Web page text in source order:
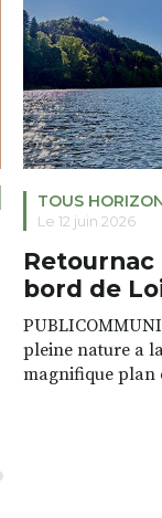
TOUS
Le 12 juin 2026
Retournac
bord de
pleine nature a
magnifique plan